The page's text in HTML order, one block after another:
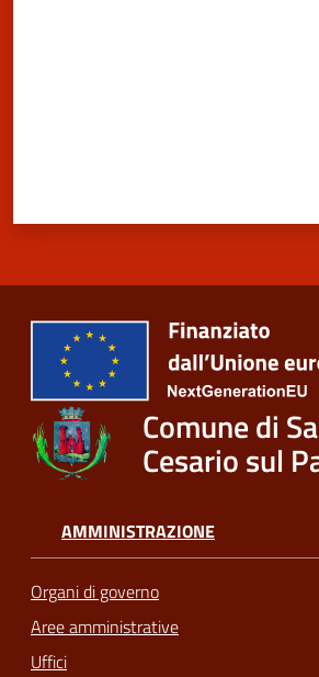
Comune di
Cesario sul
AMMINISTRAZIONE
Organi di governo
Aree amministrative
Uffici